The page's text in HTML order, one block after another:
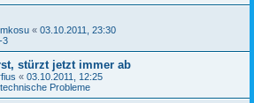
« 03.10.2011, 23:30
3
stürzt jetzt immer ab
« 03.10.2011, 12:25
Probleme